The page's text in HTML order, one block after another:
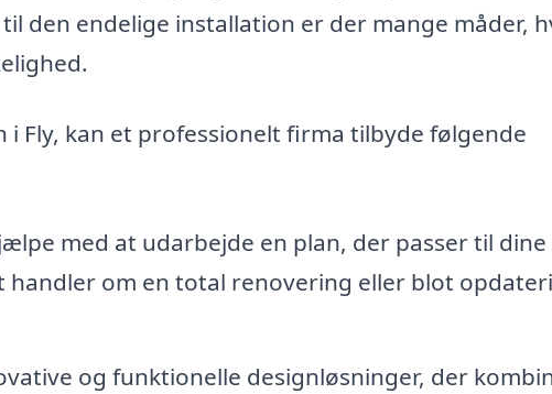
den endelige installation er der mange måder,
Fly, kan et professionelt firma tilbyde følgende
med at udarbejde en plan, der passer til dine
handler om en total renovering eller blot
og funktionelle designløsninger, der